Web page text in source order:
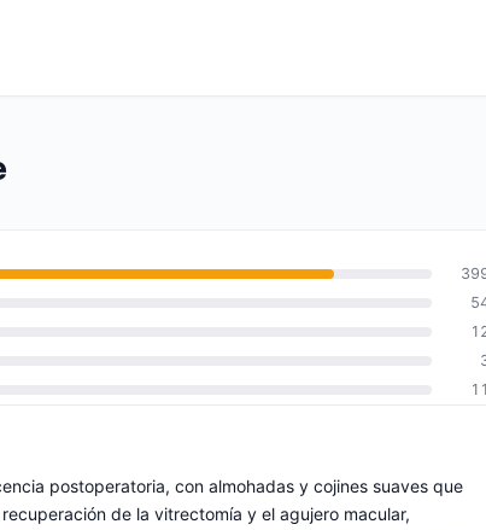
11
postoperatoria, con almohadas y cojines suaves que
de la vitrectomía y el agujero macular,